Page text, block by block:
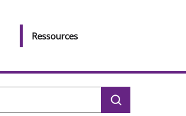
Ressources